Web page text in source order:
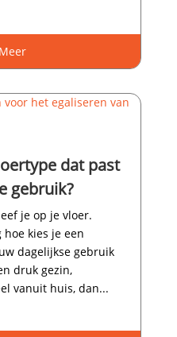
dat past
gebruik?
je op je vloer.​
kies je een
dagelijkse gebruik
druk gezin,
vanuit huis, dan...